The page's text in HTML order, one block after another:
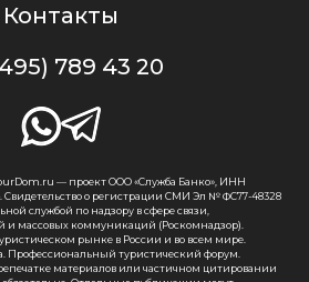
Контакты
789 43 20
— проект ООО «Служба Банко», ИНН
Свидетельство о регистрации СМИ Эл № ФС77-48328
службой по надзору в сфере связи,
массовых коммуникаций (Роскомнадзор).
рынке в России и во всем мире.
Профессиональный туристический форум.
материалов или частичном цитировании